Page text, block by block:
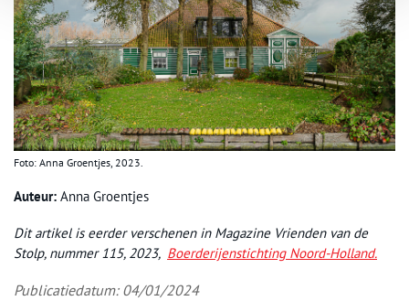
Foto: Anna Groentjes, 2023.
Auteur: Anna Groentjes
Dit artikel is eerder verschenen in Magazine Vrienden van de
Stolp, nummer 115, 2023, Boerderijenstichting Noord-Holland.
Publicatiedatum: 04/01/2024